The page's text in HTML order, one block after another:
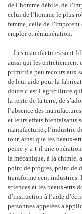
de l’homme débile, de
celui de l’homme le plus
femme, celle de
emploi et rémunération.
Les manufactures sont
aussi qui les entretiennent
primitif a peu recours aux
de leur aide pour la
doute c’est l’agriculture
la rente de la terre, de
l’absence des
et leurs effets bienfaisants
manufacturier, l’industrie
tour, ainsi que les beaux-
peine y-a-t-il une
la mécanique, à la chimie,
point de progrès, point de
transforme cent industries.
sciences et les beaux-arts
d’instruction à l’aide
personnes appelées à